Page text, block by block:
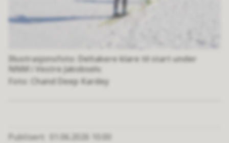
Illustrasjonsfoto: Deltakere klare til start under
NNM i Vestre Jakobselv.
Chand Deep Kardey
Publisert
01.06.2026 10.00